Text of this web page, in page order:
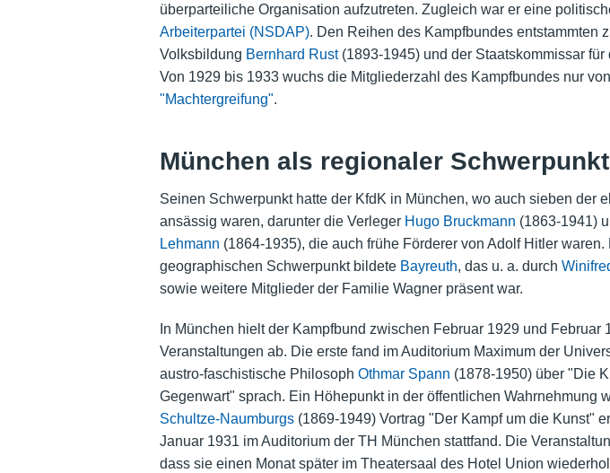
überparteiliche Organisation aufzutreten. Zugleich war er eine
Arbeiterpartei (NSDAP). Den Reihen des Kampfbundes entstammten
Volksbildung Bernhard Rust(1893-1945) und der Staatskommissar
Von 1929 bis 1933 wuchs die Mitgliederzahl des Kampfbundes nur
"Machtergreifung".
München als regionaler Schwerpunkt
Seinen Schwerpunkt hatte der KfdK in München, wo auch sieben der
ansässig waren, darunter die Verleger Hugo Bruckmann (1863-1941)
Lehmann (1864-1935), die auch frühe Förderer von Adolf Hitler waren.
geographischen Schwerpunkt bildete Bayreuth, das u. a. durch
sowie weitere Mitglieder der Familie Wagner präsent war.
In München hielt der Kampfbund zwischen Februar 1929 und Februar
Veranstaltungen ab. Die erste fand im Auditorium Maximum der
austro-faschistische Philosoph Othmar Spann (1878-1950) über "Die
Gegenwart" sprach. Ein Höhepunkt in der öffentlichen Wahrnehmung
Schultze-Naumburgs(1869-1949) Vortrag "Der Kampf um die Kunst"
Januar 1931 im Auditorium der TH München stattfand. Die
dass sie einen Monat später im Theatersaal des Hotel Union